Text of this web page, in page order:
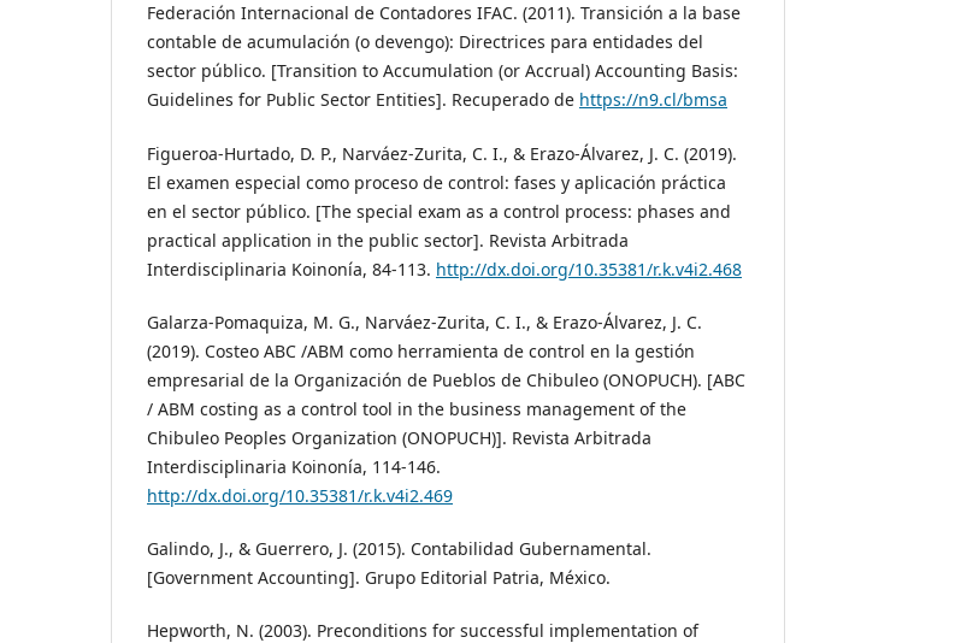
Federación Internacional de Contadores IFAC. (2011). Transición a la base
contable de acumulación (o devengo): Directrices para entidades del
sector público. [Transition to Accumulation (or Accrual) Accounting Basis:
Guidelines for Public Sector Entities]. Recuperado de https://n9.cl/bmsa
Figueroa-Hurtado, D. P., Narváez-Zurita, C. I., & Erazo-Álvarez, J. C. (2019).
El examen especial como proceso de control: fases y aplicación práctica
en el sector público. [The special exam as a control process: phases and
practical application in the public sector]. Revista Arbitrada
Interdisciplinaria Koinonía, 84-113. http://dx.doi.org/10.35381/r.k.v4i2.468
Galarza-Pomaquiza, M. G., Narváez-Zurita, C. I., & Erazo-Álvarez, J. C.
(2019). Costeo ABC /ABM como herramienta de control en la gestión
empresarial de la Organización de Pueblos de Chibuleo (ONOPUCH). [ABC
/ ABM costing as a control tool in the business management of the
Chibuleo Peoples Organization (ONOPUCH)]. Revista Arbitrada
Interdisciplinaria Koinonía, 114-146.
http://dx.doi.org/10.35381/r.k.v4i2.469
Galindo, J., & Guerrero, J. (2015). Contabilidad Gubernamental.
[Government Accounting]. Grupo Editorial Patria, México.
Hepworth, N. (2003). Preconditions for successful implementation of